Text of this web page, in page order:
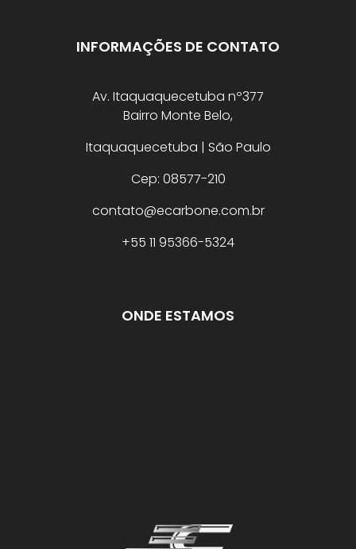
INFORMAÇÕES DE CONTATO
Av. Itaquaquecetuba nº377
Bairro Monte Belo,
Itaquaquecetuba | São Paulo
Cep: 08577-210
contato@ecarbone.com.br
+55 11 95366-5324
ONDE ESTAMOS